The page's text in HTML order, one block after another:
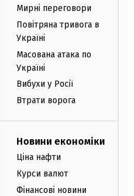
Мирні переговори
Повітряна тривога в
Україні
Масована атака по
Україні
Вибухи у Росії
Втрати ворога
Новини економіки
Ціна нафти
Курси валют
Фінансові новини